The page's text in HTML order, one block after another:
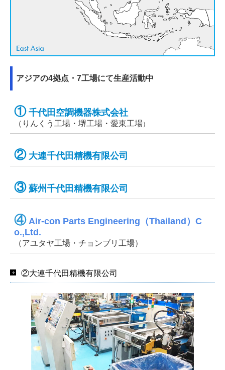
アジアの4拠点・7工場にて生産活動中
①千代田空調機器株式会社
（ りんくう工場・堺工場・愛東工場）
② 大連千代田精機有限公司
③ 蘇州千代田精機有限公司
④ Air-con Parts Engineering（Thailand）C
o.,Ltd.
（アユタヤ工場・チョンブリ工場）
②大連千代田精機有限公司